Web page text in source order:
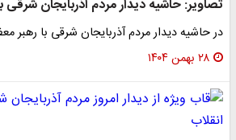
تصاویر: حاشیه دیدار مردم آذربایجان شرقی
در حاشیه دیدار مردم آذربایجان شرقی با رهبر
۲۸ بهمن ۱۴۰۴